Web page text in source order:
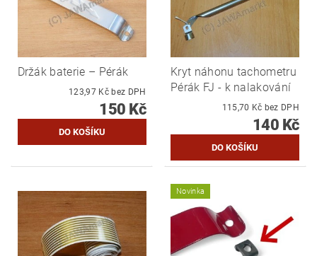
Držák baterie – Pérák
123,97 Kč bez DPH
150 Kč
Kryt náhonu tachometru
Pérák FJ - k nalakování
115,70 Kč bez DPH
140 Kč
Novinka